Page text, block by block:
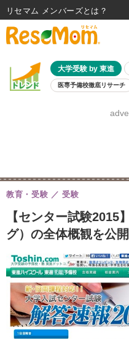
大学受験 by 東進
医専予備校徹底リサーチ
8月開催学
【センター試験2015
グ）の全体概観を公
教育・受験 受験
リセマム メンバーズ